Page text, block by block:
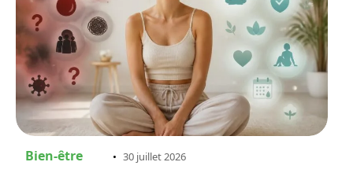
Bien-être 30 juillet 2026